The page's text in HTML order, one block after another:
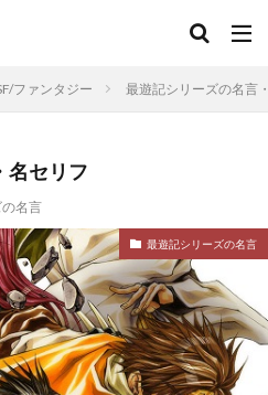
ファンタジー 最遊記シリーズの名言
名セリフ
名言
最遊記シリーズの名言